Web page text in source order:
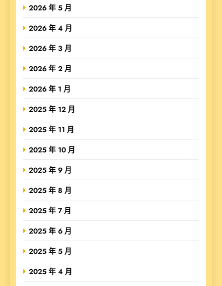
2026 年 5 月
2026 年 4 月
2026 年 3 月
2026 年 2 月
2026 年 1 月
2025 年 12 月
2025 年 11 月
2025 年 10 月
2025 年 9 月
2025 年 8 月
2025 年 7 月
2025 年 6 月
2025 年 5 月
2025 年 4 月